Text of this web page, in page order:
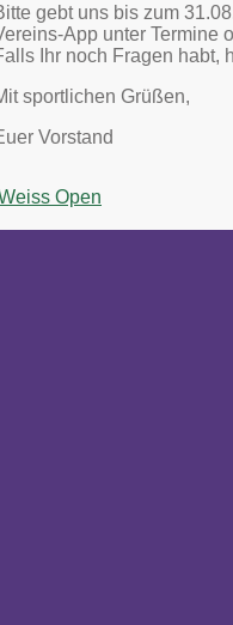
gebt uns bis zum
App unter Termine
Ihr noch Fragen habt,
sportlichen Grüßen,
Vorstand
Open